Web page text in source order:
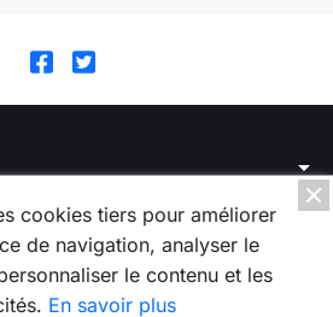
arrow_drop_down
arrow_drop_down
cookies tiers pour améliorer
de navigation, analyser le
le contenu et les
En savoir plus